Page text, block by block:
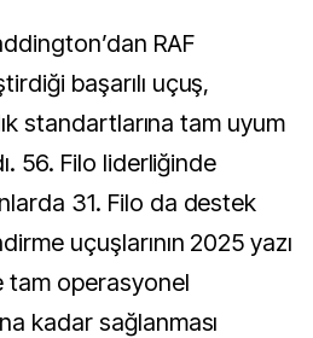
RAF
başarılı uçuş,
standartlarına tam uyum
56. Filo liderliğinde
31. Filo da destek
uçuşlarının 2025 yazı
tam operasyonel
kadar sağlanması